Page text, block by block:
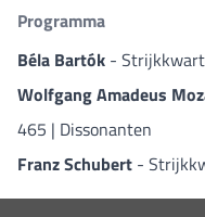
Programma
Béla Bartók -
Wolfgang Amadeus
465 | Dissonanten
Franz Schubert -